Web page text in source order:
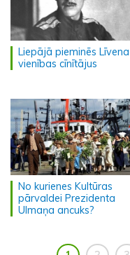
Liepājā pieminēs Līvena
vienības cīnītājus
No kurienes Kultūras
pārvaldei Prezidenta
Ulmaņa ancuks?